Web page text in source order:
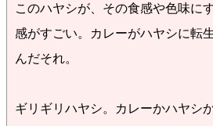
このハヤシが、その食感や色味に
感がすごい。カレーがハヤシに転
んだそれ。
ギリギリハヤシ。カレーかハヤシ